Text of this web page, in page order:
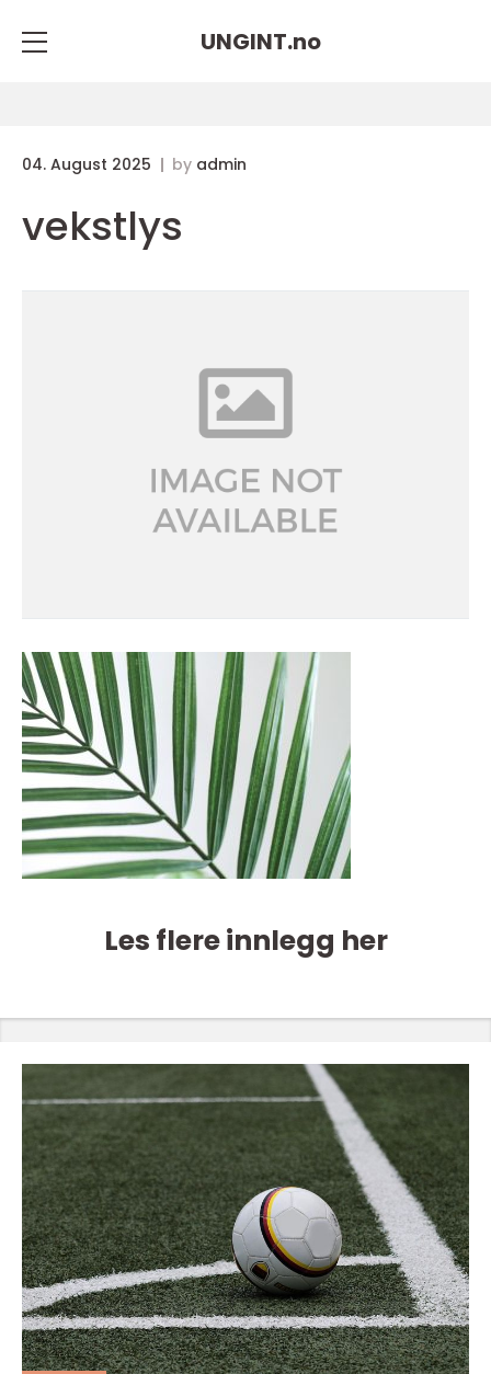
UNGINT.no
04. August 2025 by admin
vekstlys
Les flere innlegg her